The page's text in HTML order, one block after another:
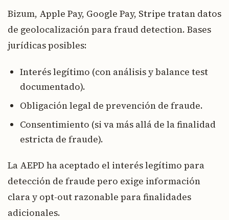
Bizum, Apple Pay, Google Pay, Stripe tratan datos
de geolocalización para fraud detection. Bases
jurídicas posibles:
Interés legítimo (con análisis y balance test
documentado).
Obligación legal de prevención de fraude.
Consentimiento (si va más allá de la finalidad
estricta de fraude).
La AEPD ha aceptado el interés legítimo para
detección de fraude pero exige información
clara y opt-out razonable para finalidades
adicionales.